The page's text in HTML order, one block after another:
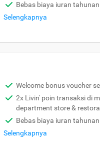
Bebas biaya iuran
Selengkapnya
Welcome bonus voucher
2x Livin' poin transaksi di
department store &
Bebas biaya iuran
Selengkapnya